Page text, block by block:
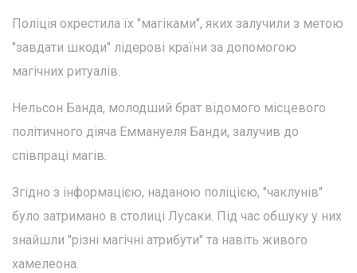
Поліція охрестила їх "магіками", яких залучили з метою
"завдати шкоди" лідерові країни за допомогою
магічних ритуалів.
Нельсон Банда, молодший брат відомого місцевого
політичного діяча Еммануеля Банди, залучив до
співпраці магів.
Згідно з інформацією, наданою поліцією, "чаклунів"
було затримано в столиці Лусаки. Під час обшуку у них
знайшли "різні магічні атрибути" та навіть живого
хамелеона.